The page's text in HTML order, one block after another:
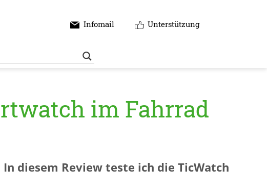
Infomail Unterstützung
im Fahrrad
diesem Review teste ich die TicWatch